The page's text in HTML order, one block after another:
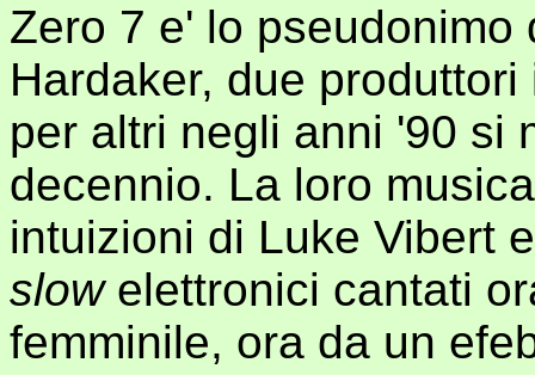
Zero 7 e' lo
Hardaker, due
per altri negli anni '90 si
decennio. La loro
intuizioni di Luke Vibert
slowelettronici cantati
femminile, ora da un